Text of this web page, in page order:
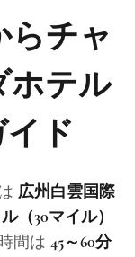
らチャ
ホテル
ド
広州白雲国際
（30マイル）
間は 45～60分